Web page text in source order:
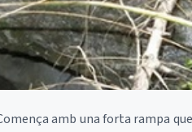
amb una forta rampa